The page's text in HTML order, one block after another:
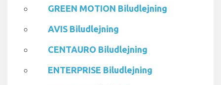
GREEN MOTION Biludlejning
AVIS Biludlejning
CENTAURO Biludlejning
ENTERPRISE Biludlejning